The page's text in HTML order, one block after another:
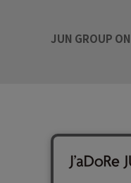
JUN GROUP